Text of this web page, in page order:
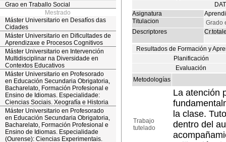
Grao en Traballo Social
Mestrado
Máster Universitario en Desafíos das
Cidades
Máster Universitario en Dificultades de
Aprendizaxe e Procesos Cognitivos
Máster Universitario en Intervención
Multidisciplinar na Diversidade en
Contextos Educativos
Máster Universitario en Profesorado
en Educación Secundaria Obrigatoria,
Bacharelato, Formación Profesional e
Ensino de Idiomas. Especialidade:
Ciencias Sociais. Xeografía e Historia
Máster Universitario en Profesorado
en Educación Secundaria Obrigatoria,
Bacharelato, Formación Profesional e
Ensino de Idiomas. Especialidade
(Ourense): Ciencias Experimentais.
Asignatura
Titulacion
Grado
Descriptores
Resultados de Formación y
Planificación
Evaluación
Metodologías
Trabajo
tutelado
La atención
la clase.
dentro del